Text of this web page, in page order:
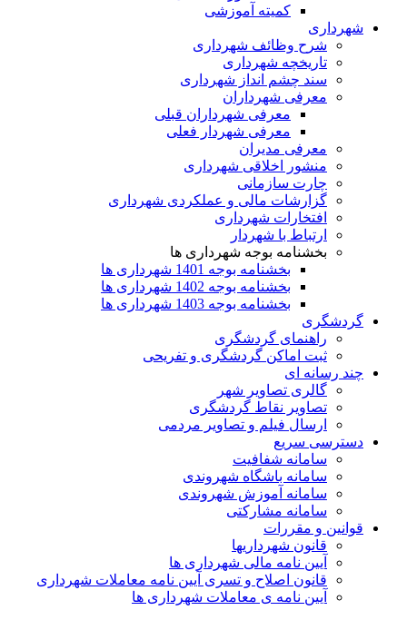
کمیته آموزشی
شهرداری
شرح وظائف شهرداری
تاریخچه شهرداری
سند چشم انداز شهرداری
معرفی شهرداران
معرفی شهرداران قبلی
معرفی شهردار فعلی
معرفی مدیران
منشور اخلاقی شهرداری
چارت سازمانی
گزارشات مالی و عملکردی شهرداری
افتخارات شهرداری
ارتباط با شهردار
بخشنامه بوجه شهرداری ها
بخشنامه بوجه 1401 شهرداری ها
بخشنامه بوجه 1402 شهرداری ها
بخشنامه بوجه 1403 شهرداری ها
گردشگری
راهنمای گردشگری
ثبت اماکن گردشگری و تفریحی
چند رسانه ای
گالری تصاویر شهر
تصاویر نقاط گردشگری
ارسال فیلم و تصاویر مردمی
دسترسی سریع
سامانه شفافیت
سامانه باشگاه شهروندی
سامانه آموزش شهروندی
سامانه مشارکتی
قوانین و مقررات
قانون شهرداریها
آیین نامه مالی شهرداری ها
قانون اصلاح و تسری آیین نامه معاملات شهرداری
آیین نامه ی معاملات شهرداری ها